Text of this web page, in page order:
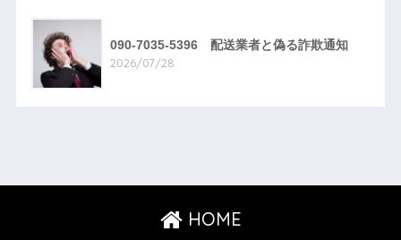
090-7035-5396 配送業者と偽る詐欺通知
2026/07/28
HOME